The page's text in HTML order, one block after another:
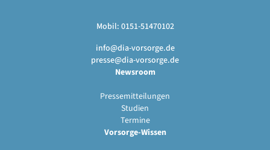
Mobil: 0151-51470102
info@dia-vorsorge.de
presse@dia-vorsorge.de
Newsroom
Pressemitteilungen
Studien
Termine
Vorsorge-Wissen